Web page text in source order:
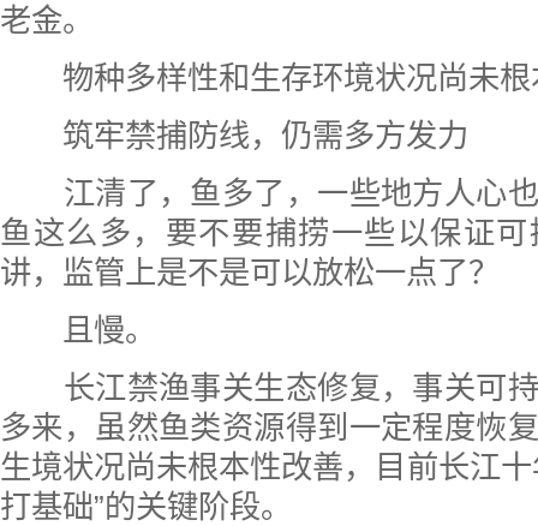
老金。
物种多样性和生存环境状况尚未根
筑牢禁捕防线，仍需多方发力
江清了，鱼多了，一些地方人心也
鱼这么多，要不要捕捞一些以保证
讲，监管上是不是可以放松一点了？
且慢。
长江禁渔事关生态修复，事关可持
多来，虽然鱼类资源得到一定程度恢
生境状况尚未根本性改善，目前长江
打基础”的关键阶段。